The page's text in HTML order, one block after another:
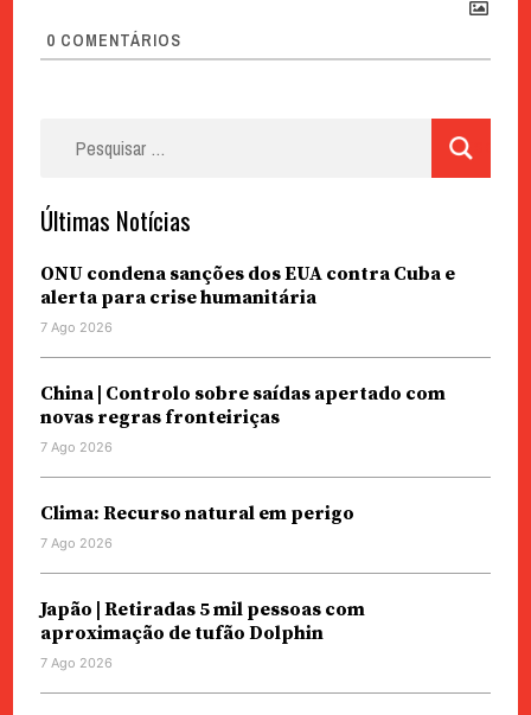
0 COMENTÁRIOS
Últimas Notícias
ONU condena sanções dos EUA contra Cuba e
alerta para crise humanitária
7 Ago 2026
China | Controlo sobre saídas apertado com
novas regras fronteiriças
7 Ago 2026
Clima: Recurso natural em perigo
7 Ago 2026
Japão | Retiradas 5 mil pessoas com
aproximação de tufão Dolphin
7 Ago 2026